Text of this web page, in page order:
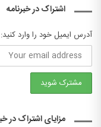
اشتراک در خبرنامه
آدرس ایمیل خود را وارد کنید:
مزایای اشتراک در